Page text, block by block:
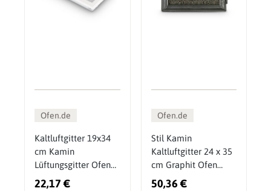
Ofen.de
Kaltluftgitter 19x34
cm Kamin
Lüftungsgitter Ofen
Gitter Weiß
22,17 €
Ofen.de
Stil Kamin
Kaltluftgitter 24 x 35
cm Graphit Ofen
Gitter
50,36 €